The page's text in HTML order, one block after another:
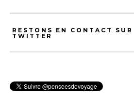
RESTONS EN CONTACT
TWITTER